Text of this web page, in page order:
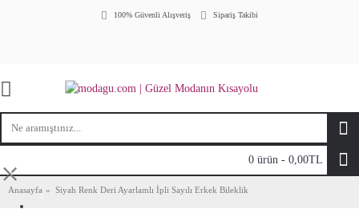
100% Güvenli Alışveriş Sipariş Takibi
⤬
0 ürün - 0,00TL
Anasayfa Siyah Renk Deri Ayarlamlı İpli Sayılı Erkek Bileklik